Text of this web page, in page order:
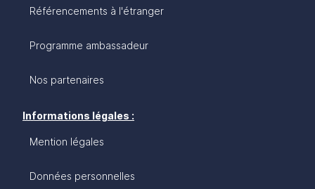
Référencements à l'étranger
Programme ambassadeur
Nos partenaires
Informations légales :
Mention légales
Données personnelles